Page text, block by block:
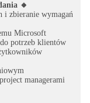
🔸
i zbieranie wymagań
Microsoft
potrzeb klientów
managerami